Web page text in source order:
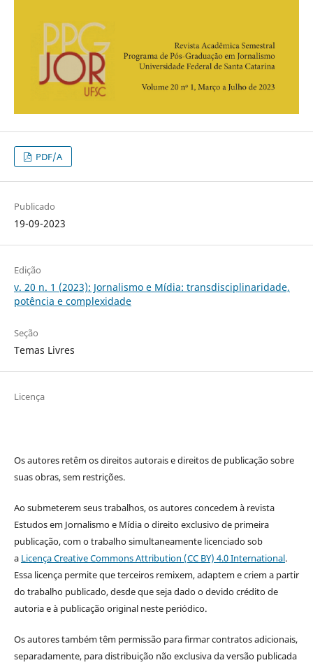
PDF/A
Publicado
19-09-2023
Edição
v. 20 n. 1 (2023): Jornalismo e Mídia: transdisciplinaridade,
potência e complexidade
Seção
Temas Livres
Licença
Os autores retêm os direitos autorais e direitos de publicação sobre
suas obras, sem restrições.
Ao submeterem seus trabalhos, os autores concedem à revista
Estudos em Jornalismo e Mídia o direito exclusivo de primeira
publicação, com o trabalho simultaneamente licenciado sob
a Licença Creative Commons Attribution (CC BY) 4.0 International.
Essa licença permite que terceiros remixem, adaptem e criem a partir
do trabalho publicado, desde que seja dado o devido crédito de
autoria e à publicação original neste periódico.
Os autores também têm permissão para firmar contratos adicionais,
separadamente, para distribuição não exclusiva da versão publicada